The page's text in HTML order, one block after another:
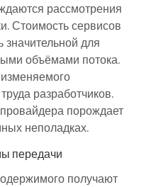
рассмотрения
Стоимость сервисов
для
объёмами потока.
разработчиков.
порождает
неполадках.
передачи
получают